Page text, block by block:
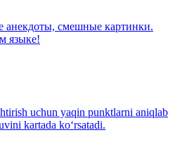
анекдоты, смешные картинки.
языке!
uchun yaqin punktlarni aniqlab
kartada ko‘rsatadi.